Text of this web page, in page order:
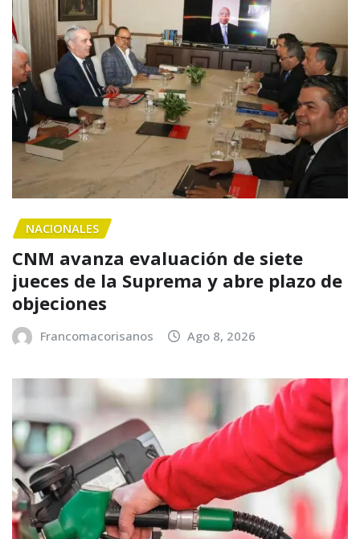
NACIONALES
CNM avanza evaluación de siete
jueces de la Suprema y abre plazo de
objeciones
Francomacorisanos Ago 8, 2026